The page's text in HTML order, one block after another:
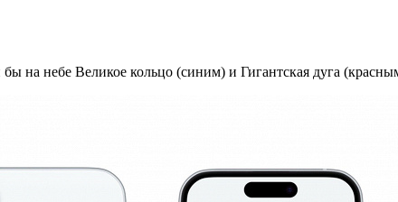
бы на небе Великое кольцо (синим) и Гигантская дуга